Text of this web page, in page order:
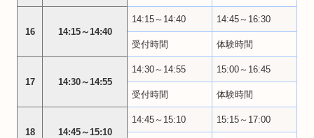
16 14:15～14:40
14:15～14:40 14:45～16:30
受付時間 体験時間
17 14:30～14:55
14:30～14:55 15:00～16:45
受付時間 体験時間
18 14:45～15:10
14:45～15:10 15:15～17:00